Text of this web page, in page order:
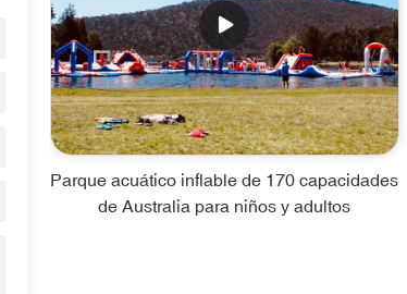
Parque acuático inflable de 170 capacidades
de Australia para niños y adultos